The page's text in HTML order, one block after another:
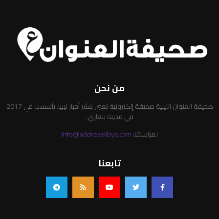
من نحن
صحيفة العنوان الليبية صحيفة إلكترونية تعني بنشر أخبار ليبيا. تأسست في 2017
في مدينة بنغازي.
لمراسلتنا:info@addresslibya.com
تابعنا